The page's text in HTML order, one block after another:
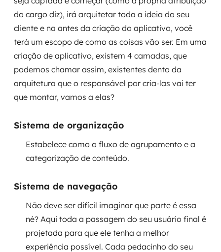
Monitoramento 24x7
Suporte a banco de dados
FinOps
Billing Cloud
Gestão de infraestrutura
Escalar com segurança
Pentest
MSS
Simulação de Phishing
do cargo diz), irá arquitetar toda a ideia do seu
cliente e na antes da criação do aplicativo, você
terá um escopo de como as coisas vão ser. Em uma
criação de aplicativo, existem 4 camadas, que
podemos chamar assim, existentes dento da
arquitetura que o responsável por cria-las vai ter
que montar, vamos a elas?
Sistema de organização
Estabelece como o fluxo de agrupamento e a
categorização de conteúdo.
Sistema de navegação
Não deve ser difícil imaginar que parte é essa
né? Aqui toda a passagem do seu usuário final é
projetada para que ele tenha a melhor
experiência possível. Cada pedacinho do seu